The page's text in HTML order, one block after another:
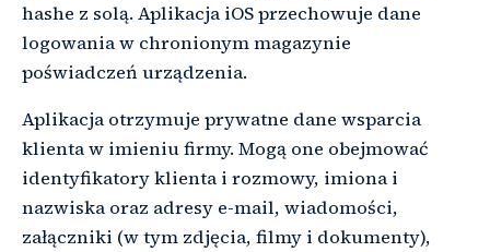
hashe z solą. Aplikacja iOS przechowuje dane
logowania w chronionym magazynie
poświadczeń urządzenia.
Aplikacja otrzymuje prywatne dane wsparcia
klienta w imieniu firmy. Mogą one obejmować
identyfikatory klienta i rozmowy, imiona i
nazwiska oraz adresy e-mail, wiadomości,
załączniki (w tym zdjęcia, filmy i dokumenty),